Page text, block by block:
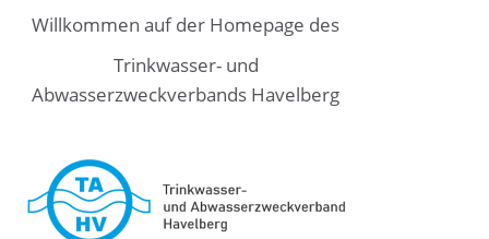
Willkommen auf der Homepage des
Trinkwasser- und
Abwasserzweckverbands Havelberg